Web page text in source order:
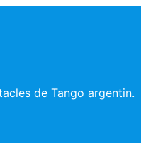
de Tango argentin.